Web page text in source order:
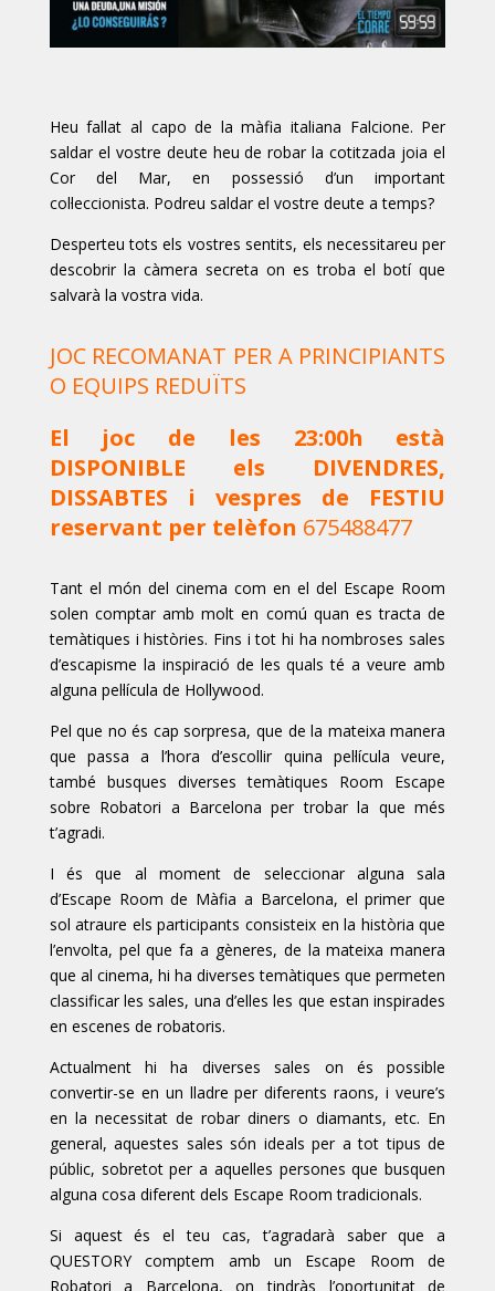
Heu fallat al capo de la màfia italiana Falcione. Per
saldar el vostre deute heu de robar la cotitzada joia el
Cor del Mar, en possessió d’un important
col·leccionista. Podreu saldar el vostre deute a temps?
Desperteu tots els vostres sentits, els necessitareu per
descobrir la càmera secreta on es troba el botí que
salvarà la vostra vida.
JOC RECOMANAT PER A PRINCIPIANTS
O EQUIPS REDUÏTS
El joc de les 23:00h està
DISPONIBLE els DIVENDRES,
DISSABTES i vespres de FESTIU
reservant per telèfon 675488477
Tant el món del cinema com en el del Escape Room
solen comptar amb molt en comú quan es tracta de
temàtiques i històries. Fins i tot hi ha nombroses sales
d’escapisme la inspiració de les quals té a veure amb
alguna pel·lícula de Hollywood.
Pel que no és cap sorpresa, que de la mateixa manera
que passa a l’hora d’escollir quina pel·lícula veure,
també busques diverses temàtiques Room Escape
sobre Robatori a Barcelona per trobar la que més
t’agradi.
I és que al moment de seleccionar alguna sala
d’Escape Room de Màfia a Barcelona, el primer que
sol atraure els participants consisteix en la història que
l’envolta, pel que fa a gèneres, de la mateixa manera
que al cinema, hi ha diverses temàtiques que permeten
classificar les sales, una d’elles les que estan inspirades
en escenes de robatoris.
Actualment hi ha diverses sales on és possible
convertir-se en un lladre per diferents raons, i veure’s
en la necessitat de robar diners o diamants, etc. En
general, aquestes sales són ideals per a tot tipus de
públic, sobretot per a aquelles persones que busquen
alguna cosa diferent dels Escape Room tradicionals.
Si aquest és el teu cas, t’agradarà saber que a
QUESTORY comptem amb un Escape Room de
Robatori a Barcelona, on tindràs l’oportunitat de